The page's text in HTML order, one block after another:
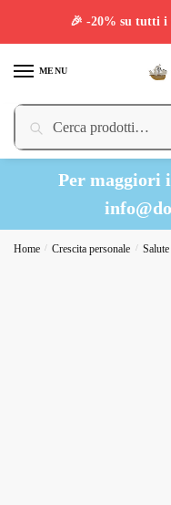
MENU
Cerca:
Cerca
Per maggiori
Home / Crescita personale /
🎉 -20% su tutti i